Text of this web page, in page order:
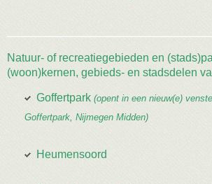
Natuur- of recreatiegebieden en
(woon)kernen, gebieds- en stadsdelen
Goffertpark (opent in een nieuw(e)
Goffertpark, Nijmegen Midden)
Heumensoord